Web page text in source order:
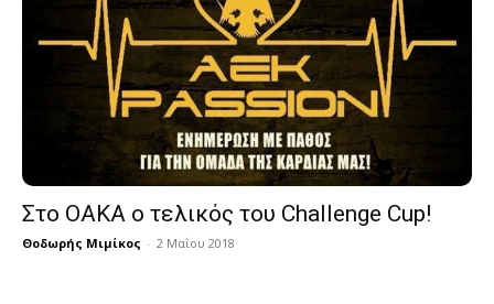
Στο ΟΑΚΑ ο τελικός του Challenge Cup!
Θοδωρής Μιμίκος - 2 Μαΐου 2018